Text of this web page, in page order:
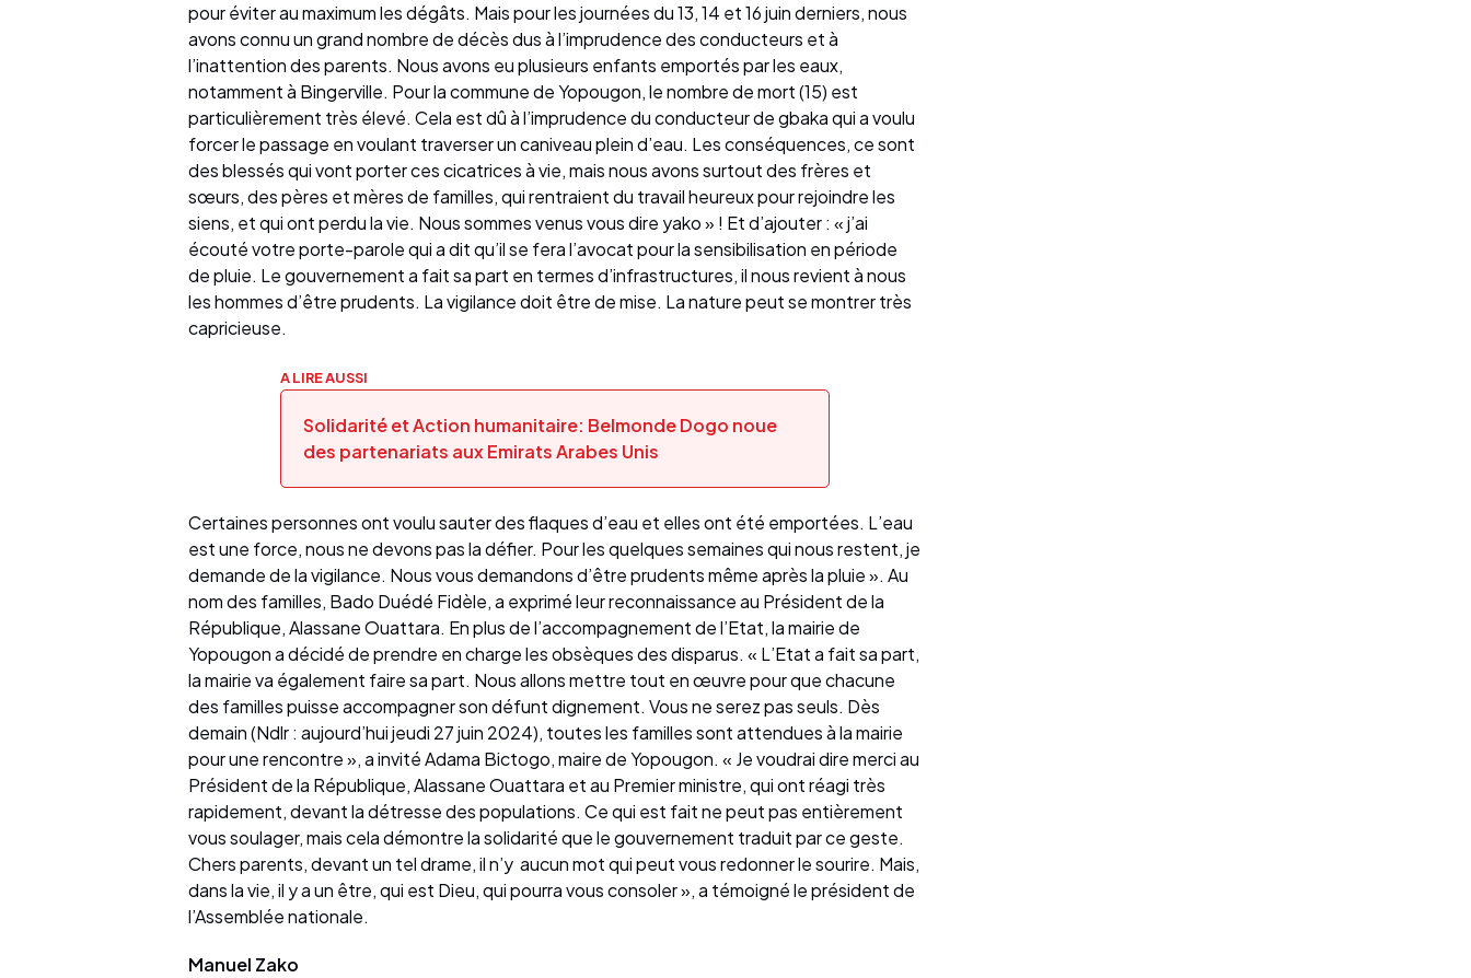
pour éviter au maximum les dégâts. Mais pour les journées du 13, 14 et 16 juin derniers, nous
avons connu un grand nombre de décès dus à l’imprudence des conducteurs et à
l’inattention des parents. Nous avons eu plusieurs enfants emportés par les eaux,
notamment à Bingerville. Pour la commune de Yopougon, le nombre de mort (15) est
particulièrement très élevé. Cela est dû à l’imprudence du conducteur de gbaka qui a voulu
forcer le passage en voulant traverser un caniveau plein d’eau. Les conséquences, ce sont
des blessés qui vont porter ces cicatrices à vie, mais nous avons surtout des frères et
sœurs, des pères et mères de familles, qui rentraient du travail heureux pour rejoindre les
siens, et qui ont perdu la vie. Nous sommes venus vous dire yako » ! Et d’ajouter : « j’ai
écouté votre porte-parole qui a dit qu’il se fera l’avocat pour la sensibilisation en période
de pluie. Le gouvernement a fait sa part en termes d’infrastructures, il nous revient à nous
les hommes d’être prudents. La vigilance doit être de mise. La nature peut se montrer très
capricieuse.
A LIRE AUSSI
Solidarité et Action humanitaire: Belmonde Dogo noue
des partenariats aux Emirats Arabes Unis
Certaines personnes ont voulu sauter des flaques d’eau et elles ont été emportées. L’eau
est une force, nous ne devons pas la défier. Pour les quelques semaines qui nous restent, je
demande de la vigilance. Nous vous demandons d’être prudents même après la pluie ». Au
nom des familles, Bado Duédé Fidèle, a exprimé leur reconnaissance au Président de la
République, Alassane Ouattara. En plus de l’accompagnement de l’Etat, la mairie de
Yopougon a décidé de prendre en charge les obsèques des disparus. « L’Etat a fait sa part,
la mairie va également faire sa part. Nous allons mettre tout en œuvre pour que chacune
des familles puisse accompagner son défunt dignement. Vous ne serez pas seuls. Dès
demain (Ndlr : aujourd’hui jeudi 27 juin 2024), toutes les familles sont attendues à la mairie
pour une rencontre », a invité Adama Bictogo, maire de Yopougon. « Je voudrai dire merci au
Président de la République, Alassane Ouattara et au Premier ministre, qui ont réagi très
rapidement, devant la détresse des populations. Ce qui est fait ne peut pas entièrement
vous soulager, mais cela démontre la solidarité que le gouvernement traduit par ce geste.
Chers parents, devant un tel drame, il n’y aucun mot qui peut vous redonner le sourire. Mais,
dans la vie, il y a un être, qui est Dieu, qui pourra vous consoler », a témoigné le président de
l’Assemblée nationale.
Manuel Zako